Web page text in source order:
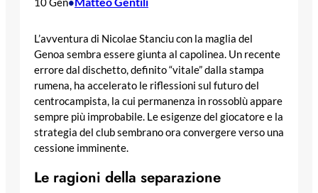
L’avventura di Nicolae Stanciu con la maglia del
Genoa sembra essere giunta al capolinea. Un recente
errore dal dischetto, definito “vitale” dalla stampa
rumena, ha accelerato le riflessioni sul futuro del
centrocampista, la cui permanenza in rossoblù appare
sempre più improbabile. Le esigenze del giocatore e la
strategia del club sembrano ora convergere verso una
cessione imminente.
Le ragioni della separazione